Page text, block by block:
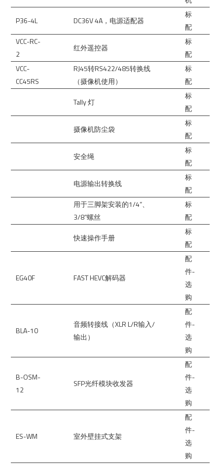
P36-4L
DC36V 4A，电源适配器
标
配
VCC-RC-
2
红外遥控器
标
配
VCC-
CC45RS
RJ45转RS422/485转换线
（摄像机使用）
标
配
Tally 灯
标
配
摄像机防尘袋
标
配
安全绳
标
配
电源输出转换线
标
配
用于三脚架安装的1/4“、
3/8”螺丝
标
配
快速操作手册
标
配
EG40F FAST HEVC解码器
配
件-
选
购
BLA-10
音频转接线（XLR L/R输入/
输出）
配
件-
选
购
B-OSM-
12
SFP光纤模块收发器
配
件-
选
购
ES-WM 室外壁挂式支架
配
件-
选
购